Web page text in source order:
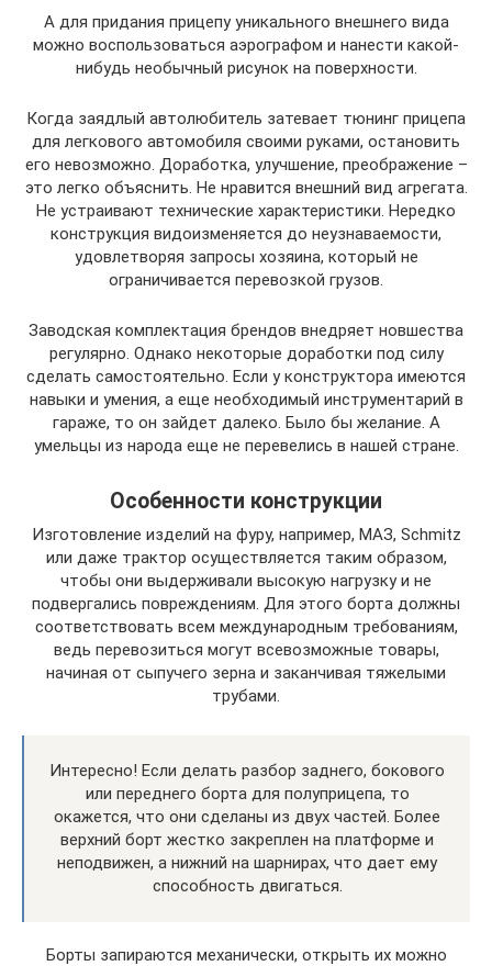
А для придания прицепу уникального внешнего вида
можно воспользоваться аэрографом и нанести какой-
нибудь необычный рисунок на поверхности.
Когда заядлый автолюбитель затевает тюнинг прицепа
для легкового автомобиля своими руками, остановить
его невозможно. Доработка, улучшение, преображение –
это легко объяснить. Не нравится внешний вид агрегата.
Не устраивают технические характеристики. Нередко
конструкция видоизменяется до неузнаваемости,
удовлетворяя запросы хозяина, который не
ограничивается перевозкой грузов.
Заводская комплектация брендов внедряет новшества
регулярно. Однако некоторые доработки под силу
сделать самостоятельно. Если у конструктора имеются
навыки и умения, а еще необходимый инструментарий в
гараже, то он зайдет далеко. Было бы желание. А
умельцы из народа еще не перевелись в нашей стране.
Особенности конструкции
Изготовление изделий на фуру, например, МАЗ, Schmitz
или даже трактор осуществляется таким образом,
чтобы они выдерживали высокую нагрузку и не
подвергались повреждениям. Для этого борта должны
соответствовать всем международным требованиям,
ведь перевозиться могут всевозможные товары,
начиная от сыпучего зерна и заканчивая тяжелыми
трубами.
Интересно! Если делать разбор заднего, бокового
или переднего борта для полуприцепа, то
окажется, что они сделаны из двух частей. Более
верхний борт жестко закреплен на платформе и
неподвижен, а нижний на шарнирах, что дает ему
способность двигаться.
Борты запираются механически, открыть их можно